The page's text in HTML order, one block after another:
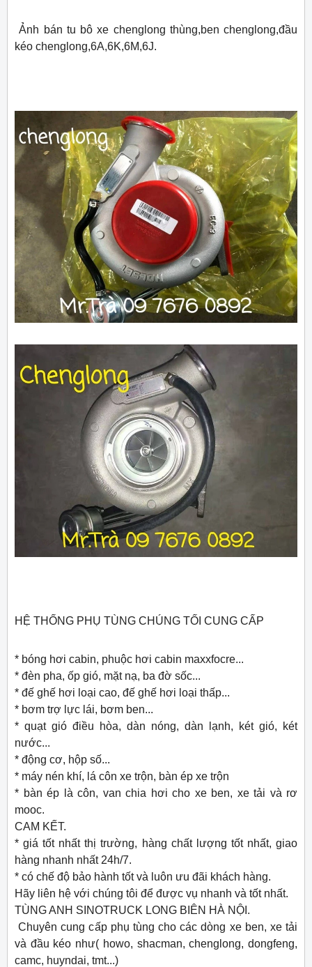
Ảnh bán tu bô xe chenglong thùng,ben chenglong,đầu
kéo chenglong,6A,6K,6M,6J.
HỆ THỐNG PHỤ TÙNG CHÚNG TỐI CUNG CẤP
* bóng hơi cabin, phuộc hơi cabin maxxfocre...
* đèn pha, ốp gió, mặt nạ, ba đờ sốc...
* đế ghế hơi loại cao, đế ghế hơi loại thấp...
* bơm trợ lực lái, bơm ben...
* quạt gió điều hòa, dàn nóng, dàn lạnh, két gió, két
nước...
* động cơ, hộp số...
* máy nén khí, lá côn xe trộn, bàn ép xe trộn
* bàn ép là côn, van chia hơi cho xe ben, xe tải và rơ
mooc.
CAM KẾT.
* giá tốt nhất thị trường, hàng chất lượng tốt nhất, giao
hàng nhanh nhất 24h/7.
* có chế độ bảo hành tốt và luôn ưu đãi khách hàng.
Hãy liên hệ với chúng tôi để được vụ nhanh và tốt nhất.
TÙNG ANH SINOTRUCK LONG BIÊN HÀ NỘI.
Chuyên cung cấp phụ tùng cho các dòng xe ben, xe tải
và đầu kéo như( howo, shacman, chenglong, dongfeng,
camc, huyndai, tmt...)